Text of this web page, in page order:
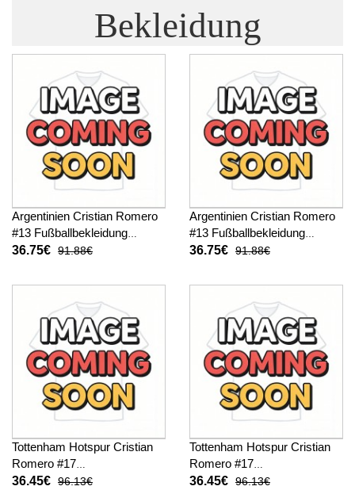
Bekleidung
Argentinien Cristian Romero
#13 Fußballbekleidung
Heimtrikot Kinder WM 2026
36.75€ 91.88€
Argentinien Cristian Romero
#13 Fußballbekleidung
Auswärtstrikot Kinder WM
hosen)
36.75€ 91.88€
Tottenham Hotspur Cristian
Romero #17
Fußballbekleidung Heimtrikot
36.45€ 96.13€
Tottenham Hotspur Cristian
Romero #17
Fußballbekleidung
36.45€ 96.13€